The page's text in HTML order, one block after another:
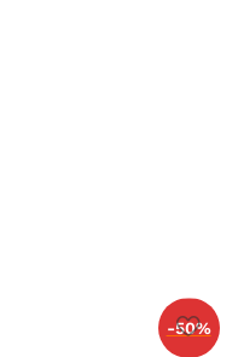
-50%